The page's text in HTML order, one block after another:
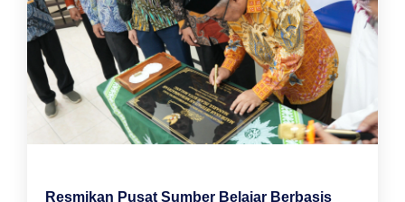
Resmikan Pusat Sumber Belajar Berbasis